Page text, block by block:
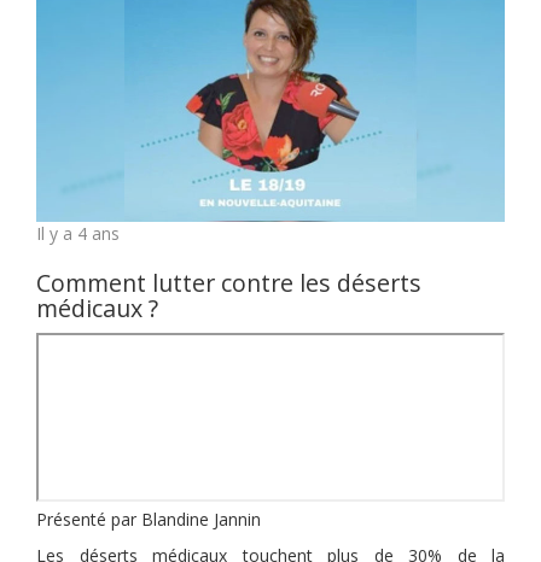
Il y a 4 ans
Comment lutter contre les déserts
médicaux ?
Présenté par Blandine Jannin
Les déserts médicaux touchent plus de 30% de la